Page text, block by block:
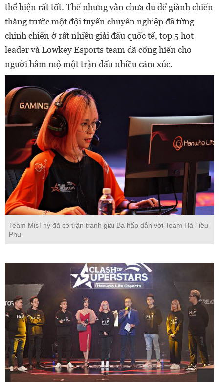
thể hiện rất tốt. Thế nhưng vẫn chưa đủ để giành chiến
thắng trước một đội tuyển chuyên nghiệp đã từng
chinh chiến ở rất nhiều giải đấu quốc tế, top 5 hot
leader và Lowkey Esports team đã cống hiến cho
người hâm mộ một trận đấu nhiều cảm xúc.
Team MisThy đã có trận tranh giải Ba hấp dẫn với Team Hà Tiều
Phu.